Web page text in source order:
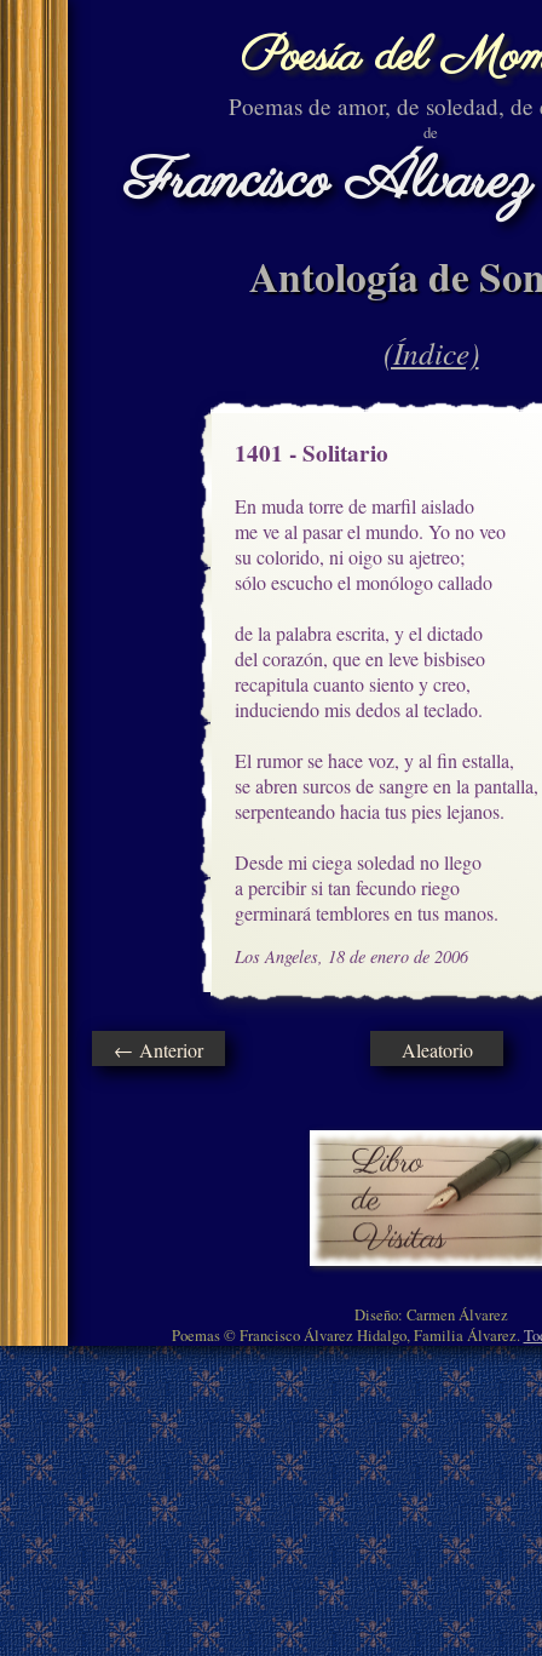
Poesía del
Poemas de amor, de soledad, de
de
Francisco
Antología de
(Índice)
1401 - Solitario
En muda torre de marfil aislado
me ve al pasar el mundo. Yo no veo
su colorido, ni oigo su ajetreo;
sólo escucho el monólogo callado
de la palabra escrita, y el dictado
del corazón, que en leve bisbiseo
recapitula cuanto siento y creo,
induciendo mis dedos al teclado.
El rumor se hace voz, y al fin estalla,
se abren surcos de sangre en la pantalla,
serpenteando hacia tus pies lejanos.
Desde mi ciega soledad no llego
a percibir si tan fecundo riego
germinará temblores en tus manos.
Los Angeles, 18 de enero de 2006
← Anterior Aleatorio
Diseño: Carmen Álvarez
Poemas © Francisco Álvarez Hidalgo, Familia Álvarez.